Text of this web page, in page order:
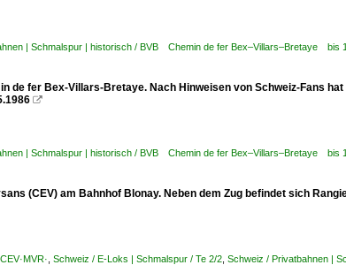
| Schmalspur | historisch / BVB Chemin de fer Bex–Villars–Bretaye bis
de fer Bex-Villars-Bretaye. Nach Hinweisen von Schweiz-Fans

| Schmalspur | historisch / BVB Chemin de fer Bex–Villars–Bretaye bis
(CEV) am Bahnhof Blonay. Neben dem Zug befindet sich
Schweiz / E-Loks | Schmalspur / Te 2/2 Schweiz / Privatbahnen |